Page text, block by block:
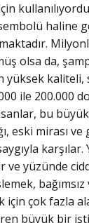
haline
olsa da,
yüksek kaliteli,
ile 200.000
bu
eski mirası
karşılar.
ve yüzünde
için çok fazla
büyük bir